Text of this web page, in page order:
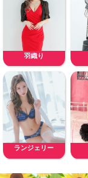
羽織り
ランジェリー